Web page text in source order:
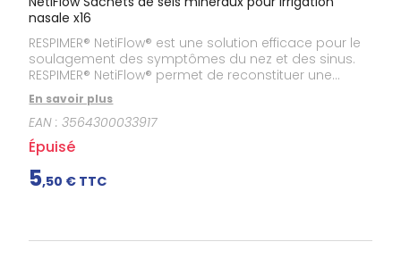
Gencives
Hygiène
bucco-
dentaire
nasale x16
RESPIMER® NetiFlow® est une solution efficace pour le
soulagement des symptômes du nez et des sinus.
RESPIMER® NetiFlow® permet de reconstituer une
solution d’irrigation nasale aux caractéristiques
uniques : un complexe de qualité pharmaceutique
constitué de 5 sels minéraux, dont la composition
est proche du liquide extracellulaire. La physiologie
de la muqueuse nasale est respectée grâce au pH
contrôlé et l’absence de conservateurs.
En savoir plus
EAN :3564300033917
Épuisé
5,50 € TTC